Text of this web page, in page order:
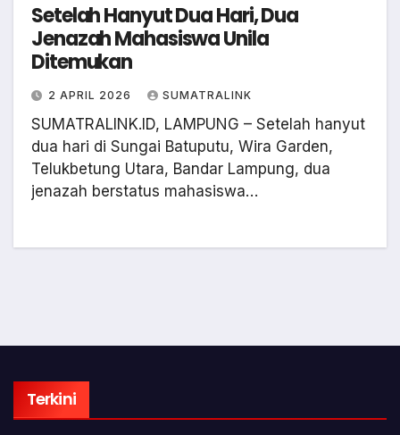
Setelah Hanyut Dua Hari, Dua
Jenazah Mahasiswa Unila
Ditemukan
2 APRIL 2026 SUMATRALINK
SUMATRALINK.ID, LAMPUNG – Setelah hanyut
dua hari di Sungai Batuputu, Wira Garden,
Telukbetung Utara, Bandar Lampung, dua
jenazah berstatus mahasiswa…
Terkini